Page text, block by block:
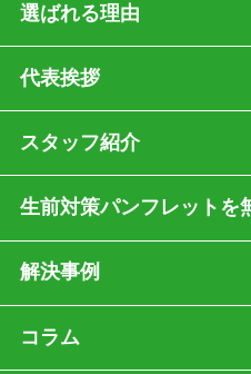
選ばれる理由
代表挨拶
スタッフ紹介
生前対策パンフレットを
解決事例
コラム